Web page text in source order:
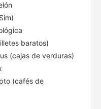
baratos)
(cajas de verduras)
(cafés de